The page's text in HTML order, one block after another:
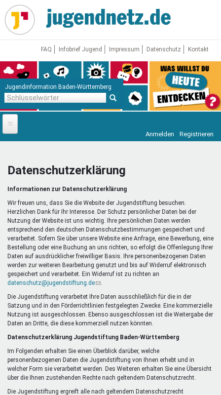
Direkt
zum
Inhalt
FAQ Infobrief Jugend Impressum Datenschutz Kontakt
Jugendinformation Baden-Württemberg
Startseite
Jugendnetz
Freizeit & Reisen
Mentoren & Projekte
Schule & Beruf
Demokratie & Beteiligung
Vor Ort
Anmelden Registrieren
Datenschutzerklärung
Informationen zur Datenschutzerklärung
Wir freuen uns, dass Sie die Website der Jugendstiftung besuchen.
Herzlichen Dank für Ihr Interesse. Der Schutz persönlicher Daten bei der
Nutzung der Website ist uns wichtig. Ihre persönlichen Daten werden
entsprechend den deutschen Datenschutzbestimmungen gespeichert und
verarbeitet. Sofern Sie über unsere Website eine Anfrage, eine Bewerbung, eine
Bestellung oder eine Buchung an uns richten, so erfolgt die Offenlegung Ihrer
Daten auf ausdrücklicher freiwilliger Basis. Ihre personenbezogenen Daten
werden zur weiteren Bearbeitung genutzt und bis auf Widerruf elektronisch
gespeichert und verarbeitet. Ein Widerruf ist zu richten an
datenschutz@jugendstiftung.de(Link
E-
Mail)
Die Jugendstiftung verarbeitet Ihre Daten ausschließlich für die in der
Satzung und in den Förderrichtlinien festgelegten Zwecke. Eine kommerzielle
Nutzung ist ausgeschlossen. Ebenso ausgeschlossen ist die Weitergabe der
Daten an Dritte, die diese kommerziell nutzen könnten.
Datenschutzerklärung Jugendstiftung Baden-Württemberg
Im Folgenden erhalten Sie einen Überblick darüber, welche
personenbezogenen Daten die Jugendstiftung von Ihnen erhebt und in
welcher Form sie verarbeitet werden. Des Weiteren erhalten Sie eine Übersicht
über die Ihnen zustehenden Rechte nach geltendem Datenschutzrecht.
Die Jugendstiftung ergreift alle nach geltendem Datenschutzrecht